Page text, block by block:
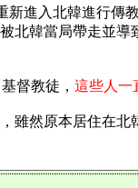
進入北韓進行
北韓當局帶走並
督教徒， 這些人一
雖然原本居住在